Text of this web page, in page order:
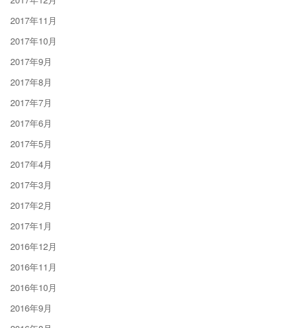
2017年11月
2017年10月
2017年9月
2017年8月
2017年7月
2017年6月
2017年5月
2017年4月
2017年3月
2017年2月
2017年1月
2016年12月
2016年11月
2016年10月
2016年9月